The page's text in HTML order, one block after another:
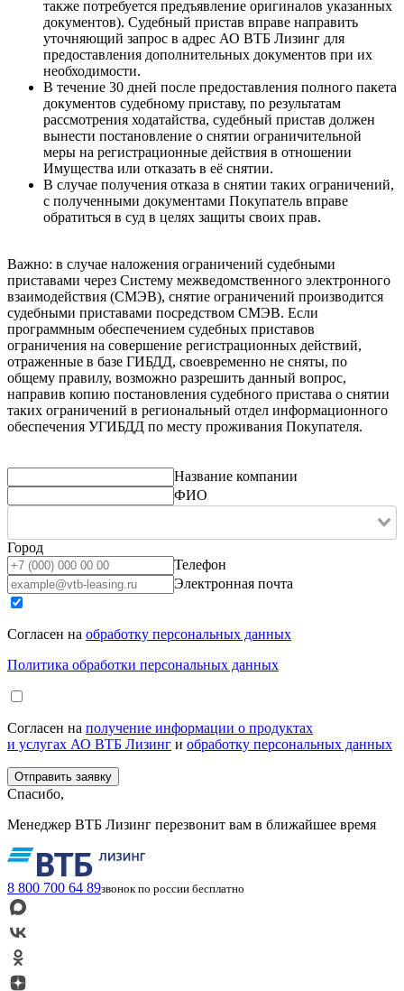
также потребуется предъявление оригиналов указанных
документов). Судебный пристав вправе направить
уточняющий запрос в адрес АО ВТБ Лизинг для
предоставления дополнительных документов при их
необходимости.
В течение 30 дней после предоставления полного пакета
документов судебному приставу, по результатам
рассмотрения ходатайства, судебный пристав должен
вынести постановление о снятии ограничительной
меры на регистрационные действия в отношении
Имущества или отказать в её снятии.
В случае получения отказа в снятии таких ограничений,
с полученными документами Покупатель вправе
обратиться в суд в целях защиты своих прав.
Важно: в случае наложения ограничений судебными
приставами через Систему межведомственного электронного
взаимодействия (СМЭВ), снятие ограничений производится
судебными приставами посредством СМЭВ. Если
программным обеспечением судебных приставов
ограничения на совершение регистрационных действий,
отраженные в базе ГИБДД, своевременно не сняты, по
общему правилу, возможно разрешить данный вопрос,
направив копию постановления судебного пристава о снятии
таких ограничений в региональный отдел информационного
обеспечения УГИБДД по месту проживания Покупателя.
Название компании
ФИО
Город
Телефон
Электронная почта
Согласен на обработку персональных данных
Политика обработки персональных данных
Согласен на получение информации о продуктах
и услугах АО ВТБ Лизинг и обработку персональных данных
Спасибо,
Менеджер ВТБ Лизинг перезвонит вам в ближайшее время
8 800 700 64 89звонок по россии бесплатно